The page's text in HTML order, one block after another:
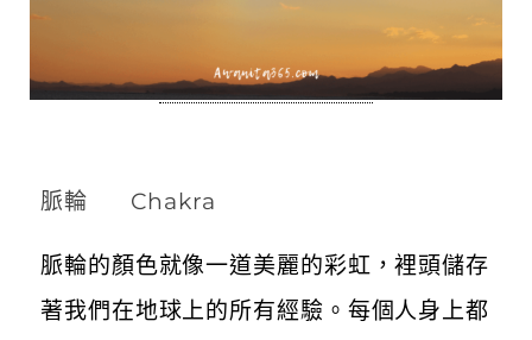
脈輪 Chakra
脈輪的顏色就像一道美麗的彩虹，裡頭儲存
著我們在地球上的所有經驗。每個人身上都